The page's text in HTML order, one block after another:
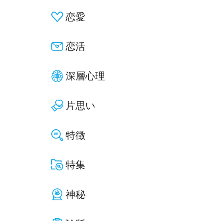
恋愛
恋活
深層心理
片思い
特徴
特集
神秘